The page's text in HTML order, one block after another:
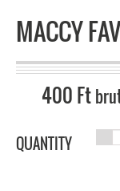
MACCY
400Ft
QUANTITY